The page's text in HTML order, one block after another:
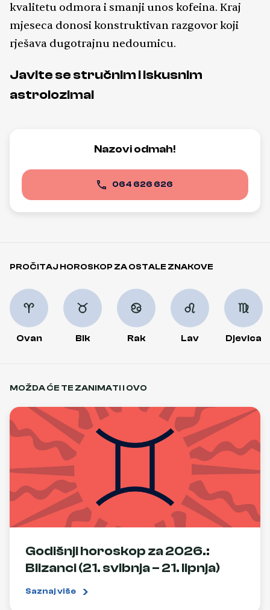
kvalitetu odmora i smanji unos kofeina. Kraj
mjeseca donosi konstruktivan razgovor koji
rješava dugotrajnu nedoumicu.
Javite se stručnim i iskusnim
astrolozima!
Nazovi odmah!
064 626 626
PROČITAJ HOROSKOP ZA OSTALE ZNAKOVE
Ovan Bik Rak Lav Djevica
MOŽDA ĆE TE ZANIMATI I OVO
Godišnji horoskop za 2026.:
Blizanci (21. svibnja – 21. lipnja)
Saznaj više